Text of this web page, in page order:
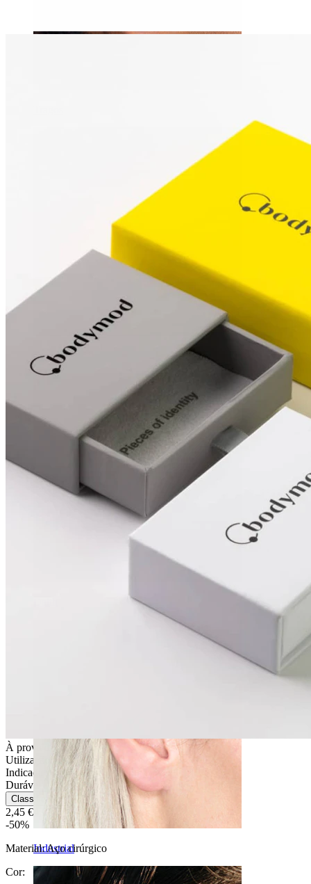
Conch
Industrial
À prova de água
Utilização diária
Indicada para a maioria dos tipos de pele
Durável
Classificação
2,45 €
-50%
Material:Aço cirúrgico
Cor: